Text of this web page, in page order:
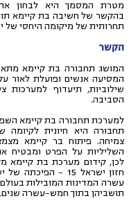
מטרת המסמך היא לבחון
בהקשר של חשיבה בת קיימא
תחרותית של מיקומה היחסי של
הקשר
המושג תחבורה בת קיימא
המסיעה אנשים ופועלת לאור
שילוביות, תיעדוף למערכות
הסביבה.
למערכת תחבורה בת קיימא
תחבורה היא חיונית
צמיחה. פיתוח בר קיימא
השליליות על הפרט ומבטיח
לכן, קידום מערכת בת
חזון ישראל 15 –
עשרה המדינות המובילות
תושביהן בתוך חמש-עשרה שנים.